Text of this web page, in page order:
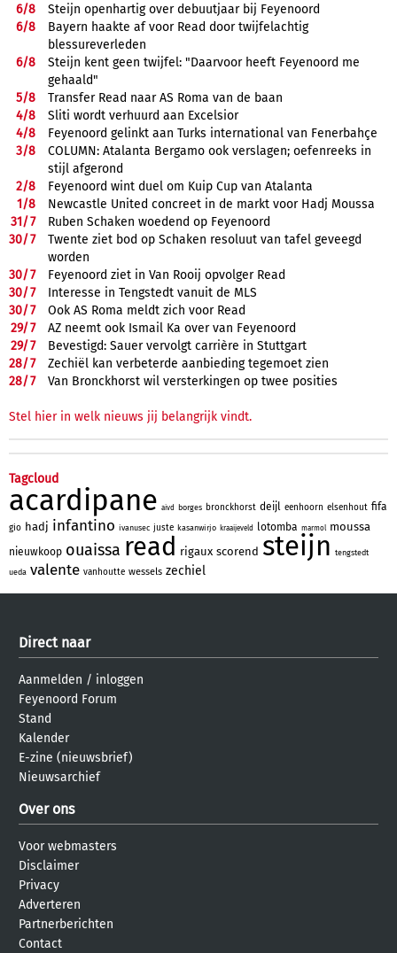
6/8
Steijn openhartig over debuutjaar bij Feyenoord
6/8
Bayern haakte af voor Read door twijfelachtig
blessureverleden
6/8
Steijn kent geen twijfel: "Daarvoor heeft Feyenoord me
gehaald"
5/8
Transfer Read naar AS Roma van de baan
4/8
Sliti wordt verhuurd aan Excelsior
4/8
Feyenoord gelinkt aan Turks international van Fenerbahçe
3/8
COLUMN: Atalanta Bergamo ook verslagen; oefenreeks in
stijl afgerond
2/8
Feyenoord wint duel om Kuip Cup van Atalanta
1/8
Newcastle United concreet in de markt voor Hadj Moussa
31/7
Ruben Schaken woedend op Feyenoord
30/7
Twente ziet bod op Schaken resoluut van tafel geveegd
worden
30/7
Feyenoord ziet in Van Rooij opvolger Read
30/7
Interesse in Tengstedt vanuit de MLS
30/7
Ook AS Roma meldt zich voor Read
29/7
AZ neemt ook Ismail Ka over van Feyenoord
29/7
Bevestigd: Sauer vervolgt carrière in Stuttgart
28/7
Zechiël kan verbeterde aanbieding tegemoet zien
28/7 Van Bronckhorst wil versterkingen op twee posities
Stel hier in welk nieuws jij belangrijk vindt.
Tagcloud
acardipane aivd borges bronckhorst deijl eenhoorn elsenhout fifa
gio hadj infantino ivanusec juste kasanwirjo kraaijeveld lotomba marmol moussa
nieuwkoop ouaissa read rigaux scorend steijn tengstedt
ueda valente vanhoutte wessels zechiel
Direct naar
Aanmelden / inloggen
Feyenoord Forum
Stand
Kalender
E-zine (nieuwsbrief)
Nieuwsarchief
Over ons
Voor webmasters
Disclaimer
Privacy
Adverteren
Partnerberichten
Contact